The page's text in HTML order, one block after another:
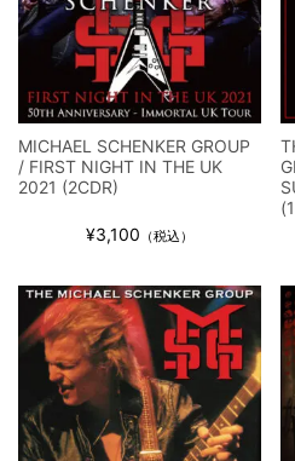
全収録！
*NEW RELEASE (最新約3ヶ月)
ジャーニー / 1979年5月8+9日 コ
MICHAEL SCHENKER GROUP
/ FIRST NIGHT IN THE UK
2021 (2CDR)
¥3,100 （税込）